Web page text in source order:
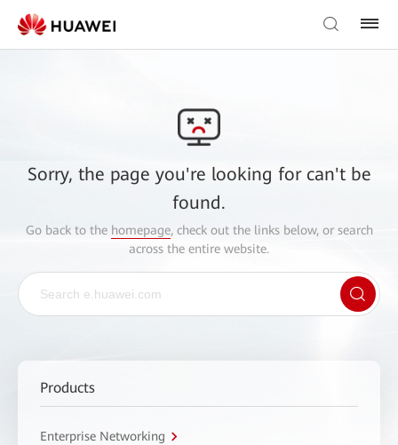
Sorry, the page you're looking for can't be
found.
Go back to the homepage, check out the links below, or search
across the entire website.
Products
Enterprise Networking